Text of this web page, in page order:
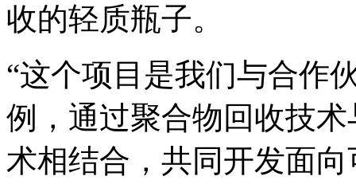
收的轻质瓶子。
“这个项目是我们与合作
例，通过聚合物回收技
术相结合，共同开发面